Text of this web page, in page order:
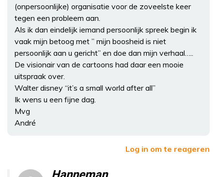
(onpersoonlijke) organisatie voor de zoveelste keer
tegen een probleem aan.
Als ik dan eindelijk iemand persoonlijk spreek begin ik
vaak mijn betoog met ” mijn boosheid is niet
persoonlijk aan u gericht” en doe dan mijn verhaal…..
De visionair van de cartoons had daar een mooie
uitspraak over.
Walter disney “it’s a small world after all”
Ik wens u een fijne dag.
Mvg
André
Log in om te reageren